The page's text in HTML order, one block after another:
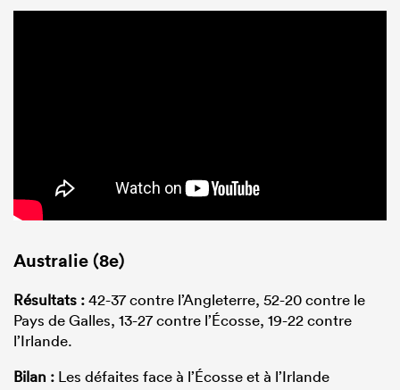
Australie (8e)
Résultats :42-37 contre l’Angleterre, 52-20 contre le
Pays de Galles, 13-27 contre l’Écosse, 19-22 contre
l’Irlande.
Bilan : Les défaites face à l’Écosse et à l’Irlande